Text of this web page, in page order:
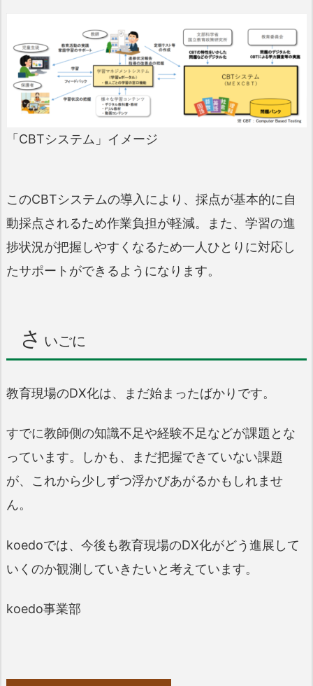
「CBTシステム」イメージ
このCBTシステムの導入により、採点が基本的に自
動採点されるため作業負担が軽減。また、学習の進
捗状況が把握しやすくなるため一人ひとりに対応し
たサポートができるようになります。
さ いごに
教育現場のDX化は、まだ始まったばかりです。
すでに教師側の知識不足や経験不足などが課題とな
っています。しかも、まだ把握できていない課題
が、これから少しずつ浮かびあがるかもしれませ
ん。
koedoでは、今後も教育現場のDX化がどう進展して
いくのか観測していきたいと考えています。
koedo事業部